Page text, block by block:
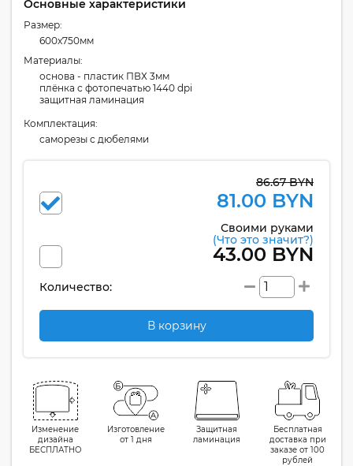
Основные характеристики
Размер:
600x750мм
Материалы:
основа - пластик ПВХ 3мм
плёнка с фотопечатью 1440 dpi
защитная ламинация
Комплектация:
cаморезы с дюбелями
86.67 BYN
81.00 BYN
Своими руками
(Что это значит?)
43.00 BYN
Количество:
В корзину
Изменение
дизайна
БЕСПЛАТНО
Изготовление
от 1 дня
Защитная
ламинация
Бесплатная
доставка при
заказе от 100
рублей